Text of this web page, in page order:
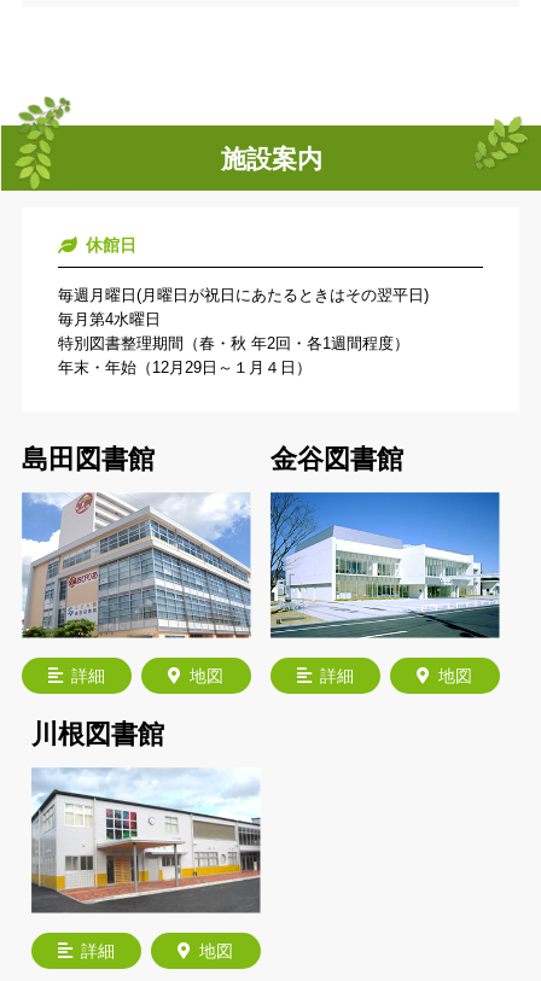
施設案内
休館日
毎週月曜日(月曜日が祝日にあたるときはその翌平日)
毎月第4水曜日
特別図書整理期間（春・秋 年2回・各1週間程度）
年末・年始（12月29日～１月４日）
詳細 地図
島田図書館
詳細 地図
金谷図書館
詳細 地図
川根図書館